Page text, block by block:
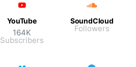
YouTube
164K
Subscribers
SoundCloud
Followers